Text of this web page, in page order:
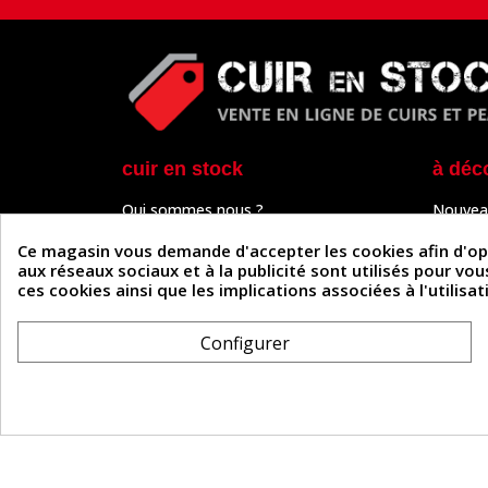
cuir en stock
Qui sommes nous ?
Paiement sécurisé
Un problème de connexion ?
Frais de livraison
Formulaire de rétractation
à
Outils
Tutos
Ce magasin vous demande d'accepter les cookies afin
aux réseaux sociaux et à la publicité sont utilisés pour
ces cookies ainsi que les implications associées à
Configurer